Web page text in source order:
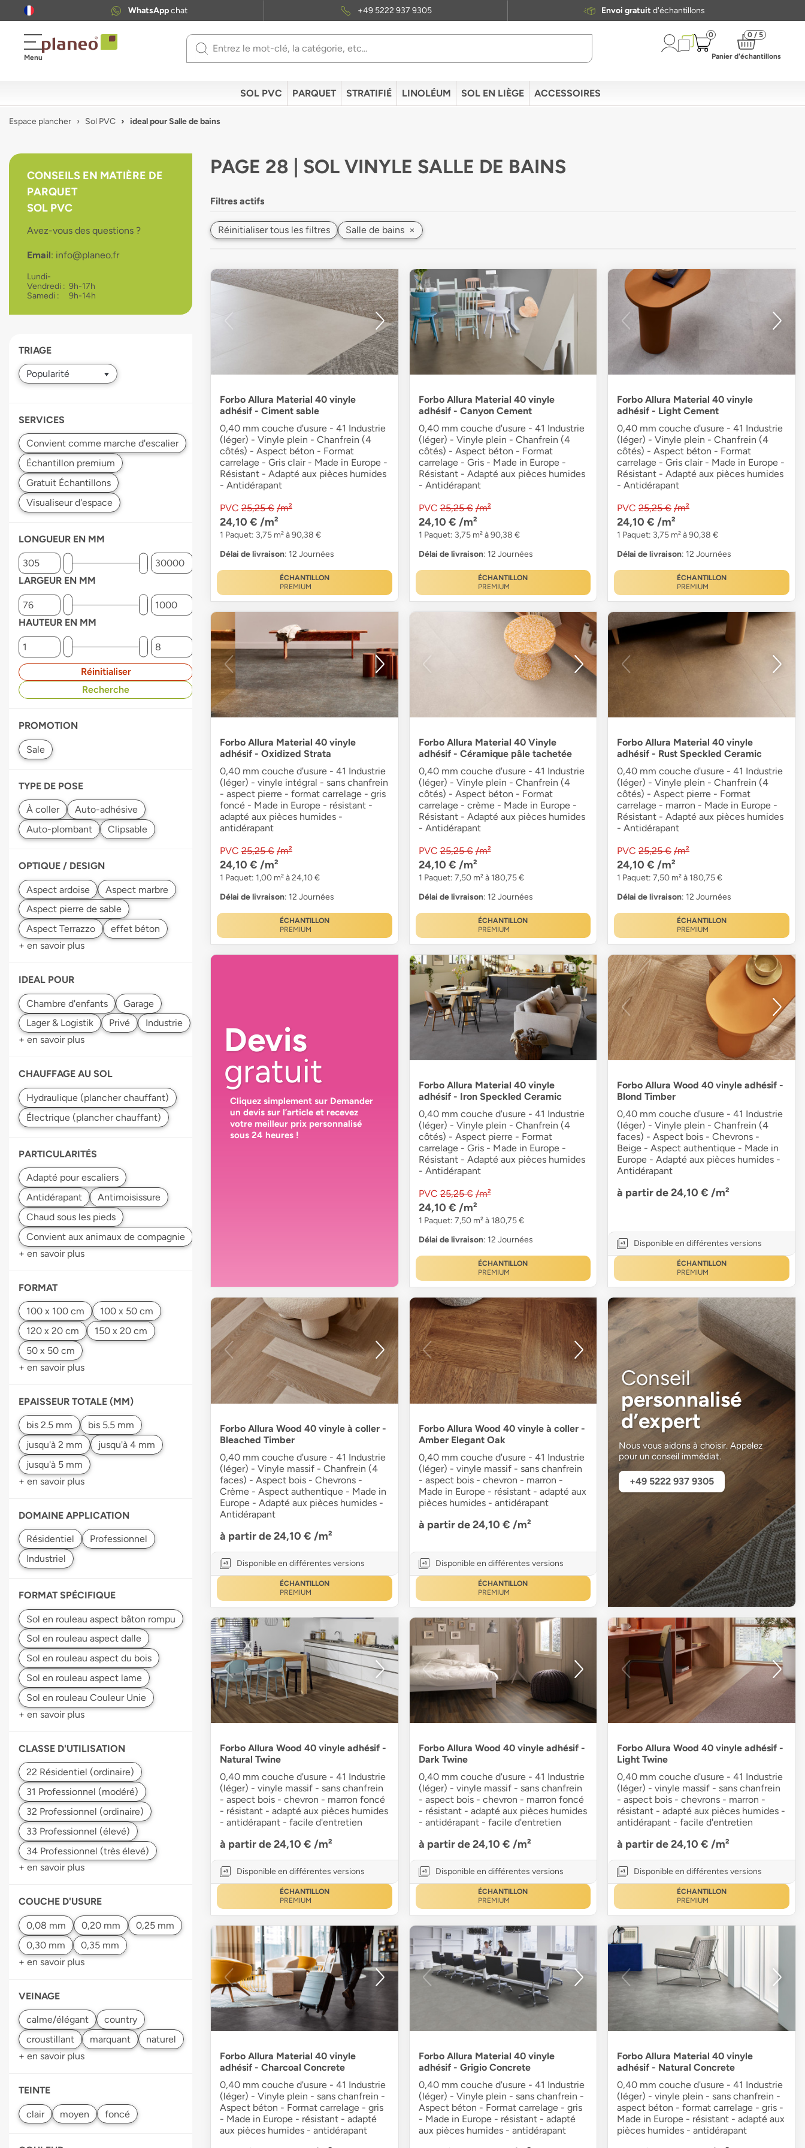
WhatsAppchat +49 5222 937 9305 Envoi gratuitd'échantillons
Menu
Use
arrows
to
Press
selected
search
Touch
devices
0 0 / 5
Panier d'échantillons
SOL PVC PARQUET STRATIFIÉ LINOLÉUM SOL EN LIÈGE ACCESSOIRES
Espace plancher Sol PVC ideal pour Salle de bains
CONSEILS EN MATIÈRE DE
PARQUET
SOL PVC
Avez-vous des questions ?
Email: info@planeo.fr
Lundi-
Vendredi : 9h-17h
Samedi :
9h-14h
TRIAGE
SERVICES
LONGUEUR EN MM
LARGEUR EN MM
HAUTEUR EN MM
Réinitialiser
Recherche
PROMOTION
TYPE DE POSE
OPTIQUE / DESIGN
+ en savoir plus
IDEAL POUR
+ en savoir plus
CHAUFFAGE AU SOL
PARTICULARITÉS
+ en savoir plus
FORMAT
+ en savoir plus
EPAISSEUR TOTALE (MM)
+ en savoir plus
DOMAINE APPLICATION
FORMAT SPÉCIFIQUE
+ en savoir plus
CLASSE D'UTILISATION
+ en savoir plus
COUCHE D'USURE
+ en savoir plus
VEINAGE
+ en savoir plus
TEINTE
PAGE 28 | SOL VINYLE SALLE DE BAINS
Filtres actifs
Réinitialiser tous les filtres Salle de bains ×
Forbo Allura Material 40 vinyle
adhésif - Ciment sable
0,40 mm couche d'usure - 41 Industrie
(léger) - Vinyle plein - Chanfrein (4
côtés) - Aspect béton - Format
carrelage - Gris clair - Made in Europe -
Résistant - Adapté aux pièces humides
- Antidérapant
PVC 25,25 € /m²
24,10 € /m²
1 Paquet: 3,75 m² à 90,38 €
Délai de livraison: 12 Journées
ÉCHANTILLON
PREMIUM
Forbo Allura Material 40 vinyle
adhésif - Canyon Cement
0,40 mm couche d'usure - 41 Industrie
(léger) - Vinyle plein - Chanfrein (4
côtés) - Aspect béton - Format
carrelage - Gris - Made in Europe -
Résistant - Adapté aux pièces humides
- Antidérapant
PVC 25,25 € /m²
24,10 € /m²
1 Paquet: 3,75 m² à 90,38 €
Délai de livraison: 12 Journées
ÉCHANTILLON
PREMIUM
Forbo Allura Material 40 vinyle
adhésif - Light Cement
0,40 mm couche d'usure - 41 Industrie
(léger) - Vinyle plein - Chanfrein (4
côtés) - Aspect béton - Format
carrelage - Gris clair - Made in Europe -
Résistant - Adapté aux pièces humides
- Antidérapant
PVC 25,25 € /m²
24,10 € /m²
1 Paquet: 3,75 m² à 90,38 €
Délai de livraison: 12 Journées
ÉCHANTILLON
PREMIUM
Forbo Allura Material 40 vinyle
adhésif - Oxidized Strata
0,40 mm couche d'usure - 41 Industrie
(léger) - vinyle intégral - sans chanfrein
- aspect pierre - format carrelage - gris
foncé - Made in Europe - résistant -
adapté aux pièces humides -
antidérapant
PVC 25,25 € /m²
24,10 € /m²
1 Paquet: 1,00 m² à 24,10 €
Délai de livraison: 12 Journées
ÉCHANTILLON
PREMIUM
Forbo Allura Material 40 Vinyle
adhésif - Céramique pâle tachetée
0,40 mm couche d'usure - 41 Industrie
(léger) - Vinyle plein - Chanfrein (4
côtés) - Aspect béton - Format
carrelage - crème - Made in Europe -
Résistant - Adapté aux pièces humides
- Antidérapant
PVC 25,25 € /m²
24,10 € /m²
1 Paquet: 7,50 m² à 180,75 €
Délai de livraison: 12 Journées
ÉCHANTILLON
PREMIUM
Forbo Allura Material 40 vinyle
adhésif - Rust Speckled Ceramic
0,40 mm couche d'usure - 41 Industrie
(léger) - Vinyle plein - Chanfrein (4
côtés) - Aspect pierre - Format
carrelage - marron - Made in Europe -
Résistant - Adapté aux pièces humides
- Antidérapant
PVC 25,25 € /m²
24,10 € /m²
1 Paquet: 7,50 m² à 180,75 €
Délai de livraison: 12 Journées
ÉCHANTILLON
PREMIUM
Devis
gratuit
Cliquez simplement sur Demander
un devis sur l’article et recevez
votre meilleur prix personnalisé
sous 24 heures !
Forbo Allura Material 40 vinyle
adhésif - Iron Speckled Ceramic
0,40 mm couche d'usure - 41 Industrie
(léger) - Vinyle plein - Chanfrein (4
côtés) - Aspect pierre - Format
carrelage - Gris - Made in Europe -
Résistant - Adapté aux pièces humides
- Antidérapant
PVC 25,25 € /m²
24,10 € /m²
1 Paquet: 7,50 m² à 180,75 €
Délai de livraison: 12 Journées
ÉCHANTILLON
PREMIUM
Forbo Allura Wood 40 vinyle adhésif -
Blond Timber
0,40 mm couche d'usure - 41 Industrie
(léger) - Vinyle plein - Chanfrein (4
faces) - Aspect bois - Chevrons -
Beige - Aspect authentique - Made in
Europe - Adapté aux pièces humides -
Antidérapant
à partir de 24,10 € /m²
Disponible en différentes versions
ÉCHANTILLON
PREMIUM
Forbo Allura Wood 40 vinyle à coller -
Bleached Timber
0,40 mm couche d'usure - 41 Industrie
(léger) - Vinyle massif - Chanfrein (4
faces) - Aspect bois - Chevrons -
Crème - Aspect authentique - Made in
Europe - Adapté aux pièces humides -
Antidérapant
à partir de 24,10 € /m²
Disponible en différentes versions
ÉCHANTILLON
PREMIUM
Forbo Allura Wood 40 vinyle à coller -
Amber Elegant Oak
0,40 mm couche d'usure - 41 Industrie
(léger) - vinyle massif - sans chanfrein
- aspect bois - chevron - marron -
Made in Europe - résistant - adapté aux
pièces humides - antidérapant
à partir de 24,10 € /m²
Disponible en différentes versions
ÉCHANTILLON
PREMIUM
Conseil
personnalisé
d’expert
Nous vous aidons à choisir. Appelez
pour un conseil immédiat.
+49 5222 937 9305
Forbo Allura Wood 40 vinyle adhésif -
Natural Twine
0,40 mm couche d'usure - 41 Industrie
(léger) - vinyle massif - sans chanfrein
- aspect bois - chevron - marron foncé
- résistant - adapté aux pièces humides
- antidérapant - facile d'entretien
à partir de 24,10 € /m²
Disponible en différentes versions
ÉCHANTILLON
PREMIUM
Forbo Allura Wood 40 vinyle adhésif -
Dark Twine
0,40 mm couche d'usure - 41 Industrie
(léger) - vinyle massif - sans chanfrein
- aspect bois - chevron - marron foncé
- résistant - adapté aux pièces humides
- antidérapant - facile d'entretien
à partir de 24,10 € /m²
Disponible en différentes versions
ÉCHANTILLON
PREMIUM
Forbo Allura Wood 40 vinyle adhésif -
Light Twine
0,40 mm couche d'usure - 41 Industrie
(léger) - vinyle massif - sans chanfrein
- aspect bois - chevrons - marron -
résistant - adapté aux pièces humides -
antidérapant - facile d'entretien
à partir de 24,10 € /m²
Disponible en différentes versions
ÉCHANTILLON
PREMIUM
Forbo Allura Material 40 vinyle
adhésif - Charcoal Concrete
0,40 mm couche d'usure - 41 Industrie
(léger) - Vinyle plein - sans chanfrein -
Aspect béton - Format carrelage - gris
- Made in Europe - résistant - adapté
aux pièces humides - antidérapant
Forbo Allura Material 40 vinyle
adhésif - Grigio Concrete
0,40 mm couche d'usure - 41 Industrie
(léger) - Vinyle plein - sans chanfrein -
Aspect béton - Format carrelage - gris
- Made in Europe - résistant - adapté
aux pièces humides - antidérapant
Forbo Allura Material 40 vinyle
adhésif - Natural Concrete
0,40 mm couche d'usure - 41 Industrie
(léger) - vinyle plein - sans chanfrein -
aspect béton - format carrelage - gris -
Made in Europe - résistant - adapté aux
pièces humides - antidérapant